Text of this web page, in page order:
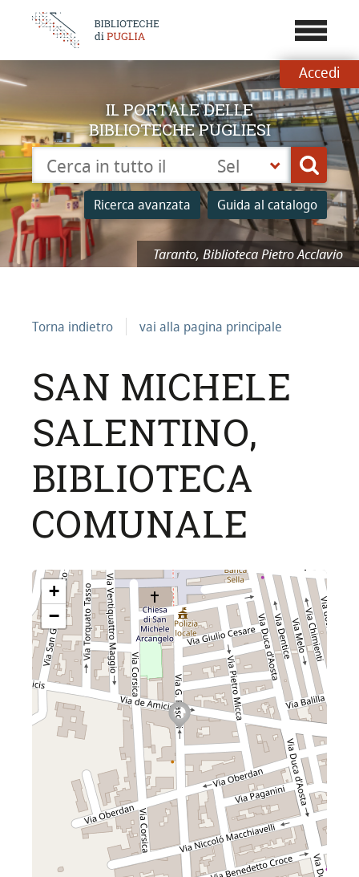
???
Accedi
Taranto, Biblioteca Pietro Acclavio
IL PORTALE DELLE
BIBLIOTECHE PUGLIESI
Cerca su "Catalogo"
Cerca
Ricerca avanzata Guida al catalogo
Seleziona
la
tua
biblioteca
Torna indietro vai alla pagina principale
SAN MICHELE
SALENTINO,
BIBLIOTECA
COMUNALE
+
−